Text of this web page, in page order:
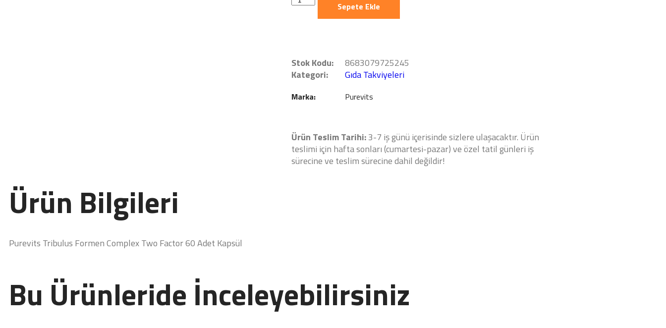
Sepete Ekle
Stok Kodu:
8683079725245
Kategori:
Gıda Takviyeleri
Marka: Purevits
Ürün Teslim Tarihi:3-7 iş günü içerisinde sizlere ulaşacaktır. Ürün
teslimi için hafta sonları (cumartesi-pazar) ve özel tatil günleri iş
sürecine ve teslim sürecine dahil değildir!
Ürün Bilgileri
Purevits Tribulus Formen Complex Two Factor 60 Adet Kapsül
Bu Ürünleride İnceleyebilirsiniz